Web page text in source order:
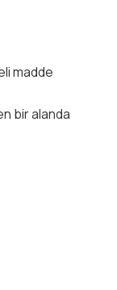
madde
bir alanda